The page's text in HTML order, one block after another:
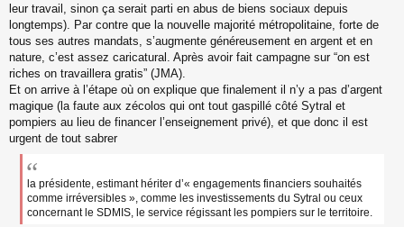
g
e
n
o
n
u
leur travail, sinon ça serait parti en abus de biens sociaux depuis
longtemps). Par contre que la nouvelle majorité métropolitaine, forte de
tous ses autres mandats, s’augmente généreusement en argent et en
nature, c’est assez caricatural. Après avoir fait campagne sur “on est
riches on travaillera gratis” (JMA).
Et on arrive à l’étape où on explique que finalement il n’y a pas d’argent
magique (la faute aux zécolos qui ont tout gaspillé côté Sytral et
pompiers au lieu de financer l’enseignement privé), et que donc il est
urgent de tout sabrer
la présidente, estimant hériter d’« engagements financiers souhaités
comme irréversibles », comme les investissements du Sytral ou ceux
concernant le SDMIS, le service régissant les pompiers sur le territoire.